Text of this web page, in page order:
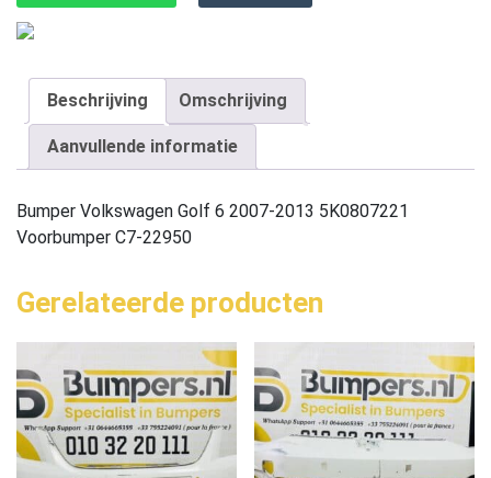
Beschrijving Omschrijving
Aanvullende informatie
Bumper Volkswagen Golf 6 2007-2013 5K0807221
Voorbumper C7-22950
Gerelateerde producten